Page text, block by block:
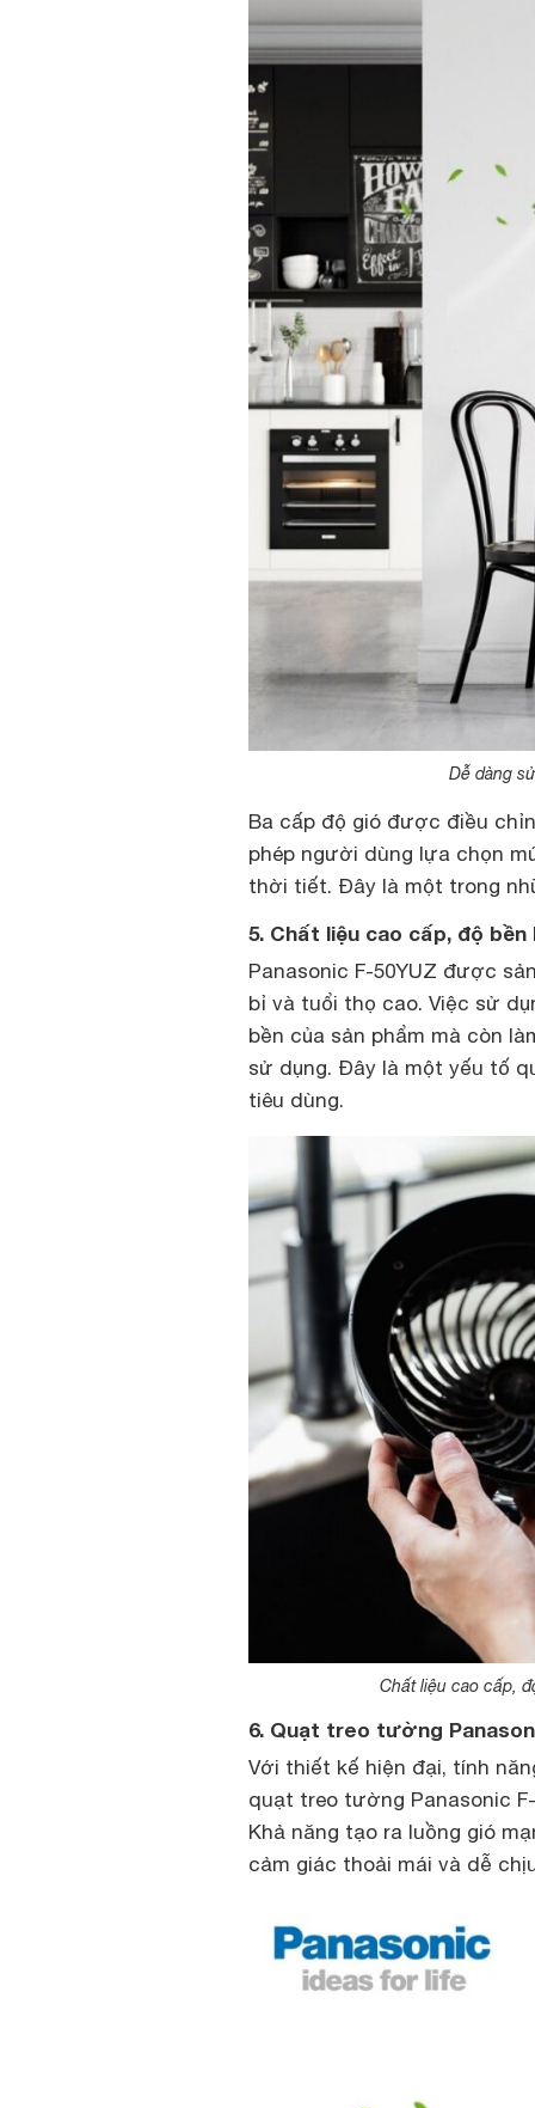
Dễ dàng
Ba cấp độ gió được điều
phép người dùng lựa chọn
thời tiết. Đây là một trong
5. Chất liệu cao cấp, độ bền
Panasonic F-50YUZ được
bỉ và tuổi thọ cao. Việc sử
bền của sản phẩm mà còn
sử dụng. Đây là một yếu tố
tiêu dùng.
Chất liệu cao cấp,
6. Quạt treo tường
Với thiết kế hiện đại, tính
quạt treo tường Panasonic
Khả năng tạo ra luồng gió
cảm giác thoải mái và dễ